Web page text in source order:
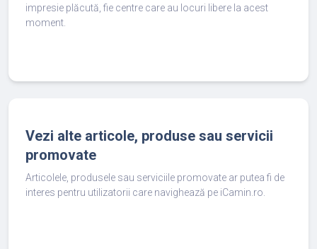
impresie plăcută, fie centre care au locuri libere la acest
moment.
Vezi alte articole, produse sau servicii
promovate
Articolele, produsele sau serviciile promovate ar putea fi de
interes pentru utilizatorii care navighează pe iCamin.ro.